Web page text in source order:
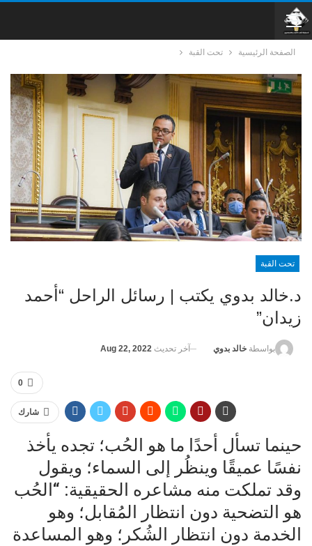
الصفحة الرئيسية تحت القبة
تحت القبة
د.خالد بدوي يكتب | رسائل الراحل “أحمد
زيدان”
بواسطة خالد بدوي آخر تحديث Aug 22, 2022
0
شارك
حينما تسأل أحدًا ما هو الحُب؛ تجده يأخذ
نفسًا عميقًا وينظُر إلى السماء؛ ويقول
وقد تملكت منه مشاعره الحقيقية: “الحُب
هو التضحية دون انتظار المُقابل؛ وهو
الخدمة دون انتظار الشُكر؛ وهو المساعدة